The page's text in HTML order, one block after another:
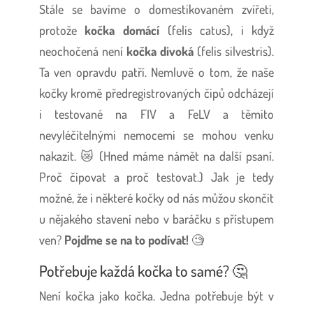
Stále se bavíme o domestikovaném zvířeti,
protože kočka domácí(felis catus), i když
neochočená není kočka divoká (felis silvestris).
Ta ven opravdu patří. Nemluvě o tom, že naše
kočky kromě předregistrovaných čipů odcházejí
i testované na FIV a FeLV a těmito
nevyléčitelnými nemocemi se mohou venku
nakazit. 😿 (Hned máme námět na další psaní.
Proč čipovat a proč testovat.) Jak je tedy
možné, že i některé kočky od nás můžou skončit
u nějakého stavení nebo v baráčku s přístupem
ven? Pojďme se na to podívat! 🧐
Potřebuje každá kočka to samé? 🤔
Není kočka jako kočka. Jedna potřebuje být v